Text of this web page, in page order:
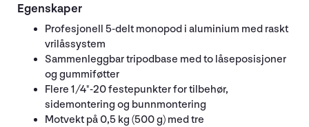
Egenskaper
Profesjonell 5-delt monopod i aluminium med raskt
vrilåssystem
Sammenleggbar tripodbase med to låseposisjoner
og gummiføtter
Flere 1/4"-20 festepunkter for tilbehør,
sidemontering og bunnmontering
Motvekt på 0,5 kg (500 g) med tre